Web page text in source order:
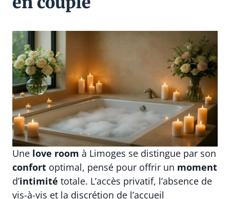
Une love room à Limoges se distingue par son
confort optimal, pensé pour offrir un moment
d’intimité totale. L’accès privatif, l’absence de
vis-à-vis et la discrétion de l’accueil